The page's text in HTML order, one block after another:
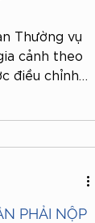
Thường vụ
cảnh theo
điều chỉnh
PHẢI NỘP